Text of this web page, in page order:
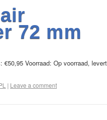
72 mm
Voorraad: Op voorraad,
| Leave a comment